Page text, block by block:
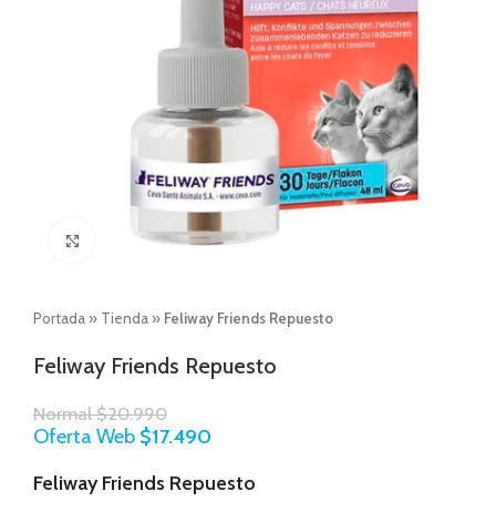
Click to enlarge
Portada » Tienda » Feliway Friends Repuesto
Feliway Friends Repuesto
Normal$20.990
Oferta Web $17.490
Feliway Friends Repuesto